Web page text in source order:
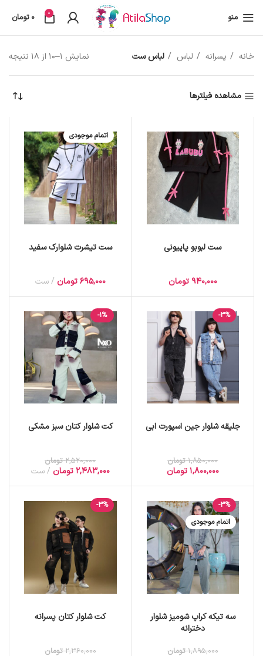
منو 0
0 تومان
خانه پسرانه لباس لباس ست نمایش 1–10 از 18 نتیجه
مشاهده فیلترها
ست لبوبو پاپیونی
940,000 تومان
اتمام موجودی
ست تیشرت شلوارک سفید
695,000 تومان ست
-3%
جلیقه شلوار جین اسپورت ابی
1,850,000 تومان
1,800,000 تومان
-1%
کت شلوار کتان سبز مشکی
2,520,000 تومان
2,483,000 تومان ست
-3%
اتمام موجودی
سه تیکه کراپ شومیز شلوار
دخترانه
1,895,000 تومان
-3%
کت شلوار کتان پسرانه
2,360,000 تومان